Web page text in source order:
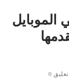
تعليق 0